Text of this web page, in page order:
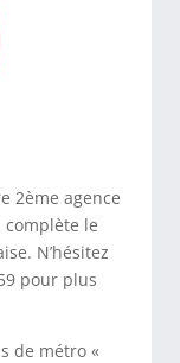
2ème agence
complète le
N’hésitez
pour plus
de métro «